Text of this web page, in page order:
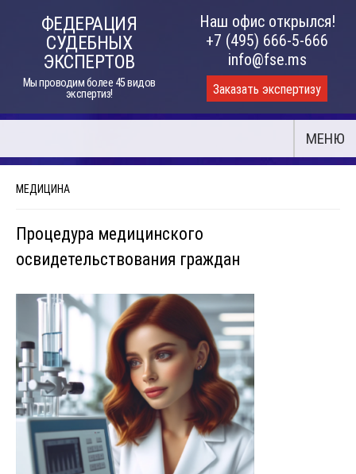
ФЕДЕРАЦИЯ
СУДЕБНЫХ
ЭКСПЕРТОВ
Мы проводим более 45 видов
экспертиз!
Наш офис открылся!
+7 (495) 666-5-666
info@fse.ms
Заказать экспертизу
МЕНЮ
МЕДИЦИНА
Процедура медицинского
освидетельствования граждан